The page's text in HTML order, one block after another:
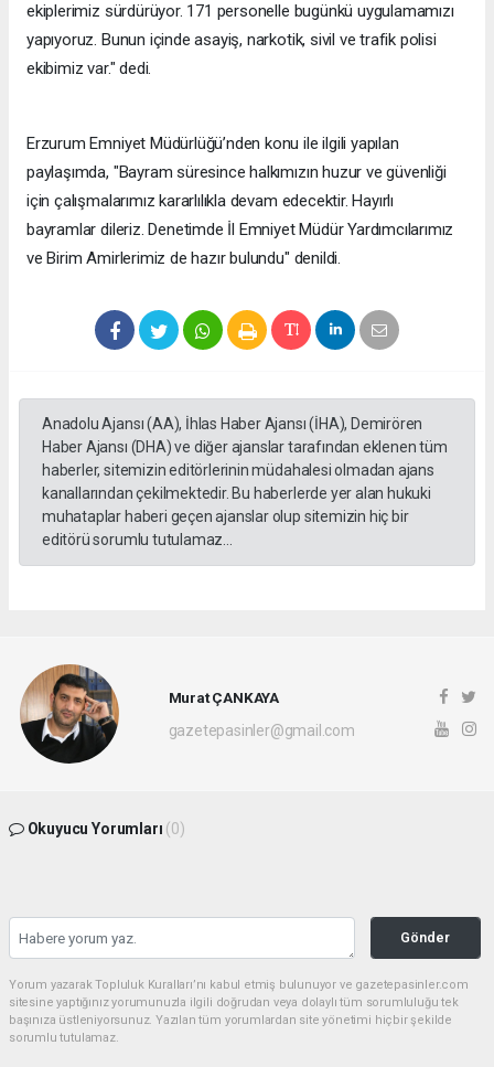
ekiplerimiz sürdürüyor. 171 personelle bugünkü uygulamamızı
yapıyoruz. Bunun içinde asayiş, narkotik, sivil ve trafik polisi
ekibimiz var." dedi.
Erzurum Emniyet Müdürlüğü’nden konu ile ilgili yapılan
paylaşımda, "Bayram süresince halkımızın huzur ve güvenliği
için çalışmalarımız kararlılıkla devam edecektir. Hayırlı
bayramlar dileriz. Denetimde İl Emniyet Müdür Yardımcılarımız
ve Birim Amirlerimiz de hazır bulundu" denildi.
Anadolu Ajansı (AA), İhlas Haber Ajansı (İHA), Demirören
Haber Ajansı (DHA) ve diğer ajanslar tarafından eklenen tüm
haberler, sitemizin editörlerinin müdahalesi olmadan ajans
kanallarından çekilmektedir. Bu haberlerde yer alan hukuki
muhataplar haberi geçen ajanslar olup sitemizin hiç bir
editörü sorumlu tutulamaz...
Murat ÇANKAYA
gazetepasinler@gmail.com
Okuyucu Yorumları (0)
Gönder
Yorum yazarak Topluluk Kuralları’nı kabul etmiş bulunuyor ve gazetepasinler.com
sitesine yaptığınız yorumunuzla ilgili doğrudan veya dolaylı tüm sorumluluğu tek
başınıza üstleniyorsunuz. Yazılan tüm yorumlardan site yönetimi hiçbir şekilde
sorumlu tutulamaz.